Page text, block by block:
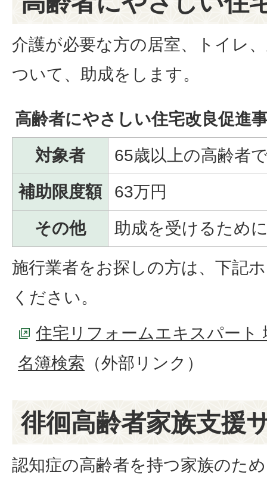
介護が必要な方の居室、トイレ
ついて、助成をします。
高齢者にやさしい住宅改良促進
対象者
65歳以上の高齢者
補助限度額
63万円
その他
助成を受けるため
施行業者をお探しの方は、下記
ください。
住宅リフォームエキスパート
名簿検索 （外部リンク）
徘徊高齢者家族支援
認知症の高齢者を持つ家族のた